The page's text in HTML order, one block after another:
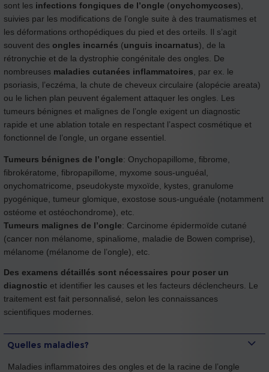
sont les infections fongiques de l’ongle (onychomycoses),
suivies par les modifications de l’ongle suite à des traumatismes et
les déformations orthopédiques du pied et des orteils. Il s’agit
souvent des ongles incarnés (unguis incarnatus), de la
rétronychie et de la dystrophie congénitale des ongles. De
nombreuses maladies cutanées inflammatoires, par ex. le
psoriasis, l’eczéma, la chute de cheveux circulaire (alopécie areata)
ou le lichen plan peuvent également attaquer les ongles. Les
tumeurs bénignes et malignes de l’ongle exigent un diagnostic
rapide et une ablation totale en respectant l’aspect cosmétique et
fonctionnel de l’ongle, un organe essentiel.
Tumeurs bénignes de l’ongle: Onychopapillome, fibrome,
fibrokératome, fibropapillome, myxome sous-unguéal,
onychomatricome, pseudokyste myxoïde, kystes, granulome
pyogénique, tumeur glomique, exostose sous-unguéale (notamment
ostéome et ostéochondrome), etc.
Tumeurs malignes de l’ongle: Carcinome épidermoïde cutané
(cancer non mélanome, spinaliome, maladie de Bowen comprise),
mélanome (mélanome de l’ongle), etc.
Des examens détaillés sont nécessaires pour poser un
diagnostic et identifier les causes et les facteurs déclencheurs. Le
traitement est fait personnalisé, selon les connaissances
scientifiques modernes.
Quelles maladies?
Maladies inflammatoires des ongles et de la racine de l’ongle